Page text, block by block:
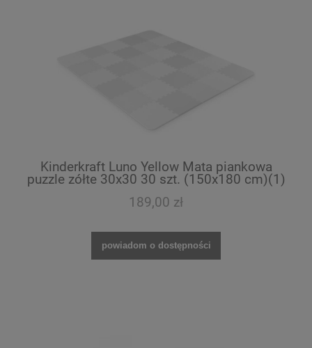
Kinderkraft Luno Yellow Mata piankowa
puzzle zółte 30x30 30 szt. (150x180 cm)(1)
189,00 zł
powiadom o dostępności